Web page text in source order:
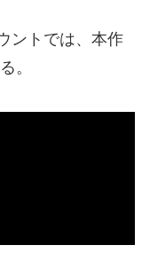
ントでは、本作
。